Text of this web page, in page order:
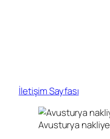
İletişim Sayfası
Avusturya nakliye